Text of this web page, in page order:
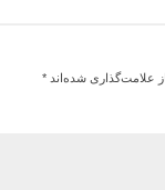
علامت‌گذاری شده‌اند *